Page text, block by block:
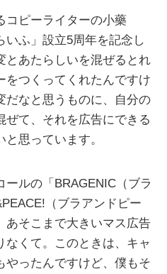
コピーライターの小藥
いふ」設立5周年を記念し
とあたらしいを混ぜるとれ
をつくってくれたんですけ
だなと思うものに、自分の
ぜて、それを広告にできる
思っています。
ルの「BRAGENIC（ブラ
（ブラアンドピー
あそこまで大きいマス広告
なくて。このときは、キャ
やったんですけど、僕もそ